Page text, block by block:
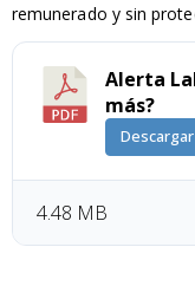
remunerado y sin
Alerta
más?
Descargar
4.48 MB